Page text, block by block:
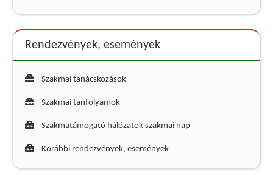
Rendezvények, események
Szakmai tanácskozások
Szakmai tanfolyamok
Szakmatámogató hálózatok szakmai nap
Korábbi rendezvények, események